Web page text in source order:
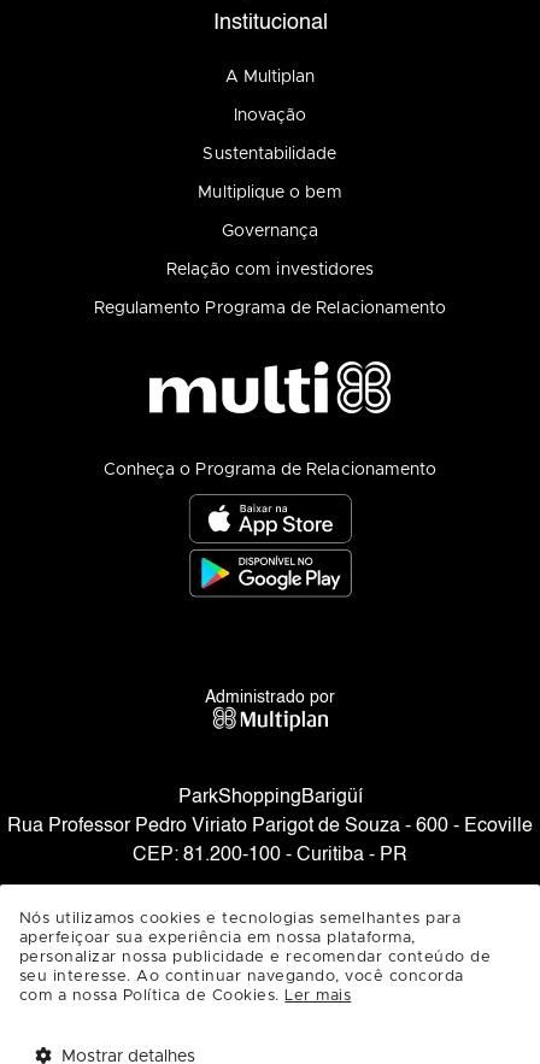
Institucional
A Multiplan
Inovação
Sustentabilidade
Multiplique o bem
Governança
Relação com investidores
Regulamento Programa de Relacionamento
Conheça o Programa de Relacionamento
Administrado por
ParkShoppingBarigüí
Rua Professor Pedro Viriato Parigot de Souza - 600 - Ecoville
CEP: 81.200-100 - Curitiba - PR
Nós utilizamos cookies e tecnologias semelhantes para
aperfeiçoar sua experiência em nossa plataforma,
personalizar nossa publicidade e recomendar conteúdo de
seu interesse. Ao continuar navegando, você concorda
com a nossa Política de Cookies. Ler mais
Mostrar detalhes